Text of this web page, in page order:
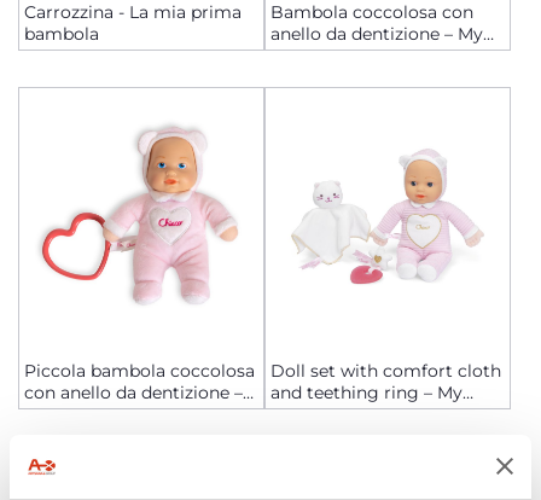
Carrozzina - La mia prima
bambola
Bambola coccolosa con
anello da dentizione – My
First Doll
Piccola bambola coccolosa
con anello da dentizione –
My Little Doll
Doll set with comfort cloth
and teething ring – My
First Doll